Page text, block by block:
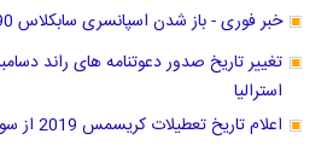
خبر فوری - باز شدن اسپانسری سابکلاس 190 ایالت ACT
تغییر تاریخ صدور دعوتنامه های راند
استرالیا
اعلام تاریخ تعطیلات کریسمس 2019 از سوی سازمان VETASSESS